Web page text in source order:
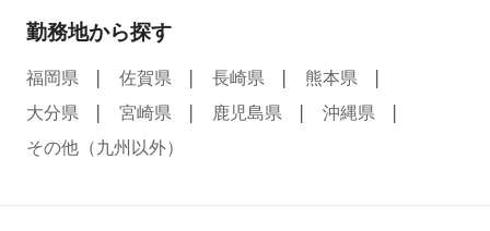
勤務地から探す
福岡県 佐賀県 長崎県
熊本県
大分県
宮崎県 鹿児島県
沖縄県
その他（九州以外）